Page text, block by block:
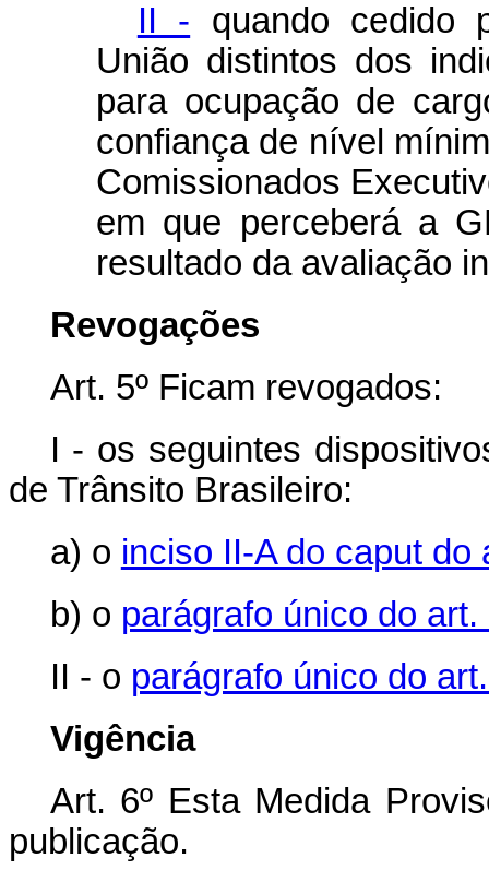
II - quando cedido
União distintos dos
para ocupação de
confiança de nível
Comissionados
em que perceberá a
resultado da avaliação
Revogações
Art. 5º Ficam revogados:
I - os seguintes
de Trânsito Brasileiro:
a) o inciso II-A do caput do
b) o parágrafo único do art.
II - o parágrafo único do
Vigência
Art. 6º Esta Medida
publicação.